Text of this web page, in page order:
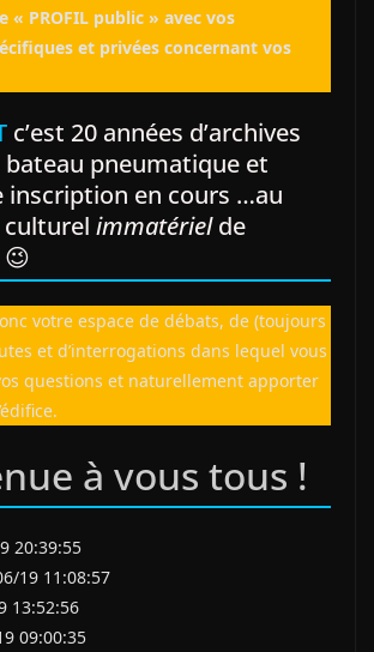
« PROFIL public » avec vos
et privées concernant vos
c’est 20 années d’archives
bateau pneumatique et
inscription en cours …au
culturel immatérielde
votre espace de débats, de (toujours
et d’interrogations dans lequel vous
questions et naturellement apporter
à vous tous !
20:39:55
19 11:08:57
13:52:56
09:00:35